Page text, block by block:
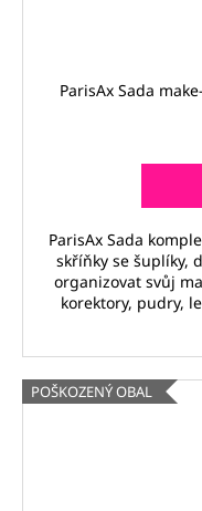
ParisAx Sada
ParisAx Sada
skříňky se šuplíky,
organizovat svůj
korektory, pudry,
POŠKOZENÝ OBAL